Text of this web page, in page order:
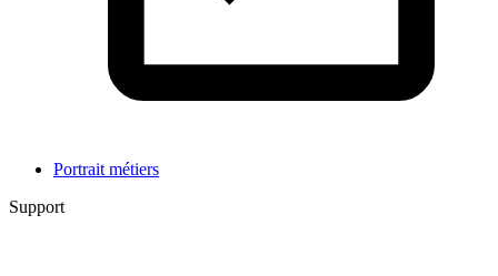
Portrait métiers
Support